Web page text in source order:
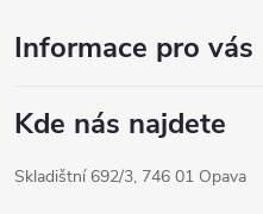
Informace pro vás
Kde nás najdete
Skladištní 692/3, 746 01 Opava